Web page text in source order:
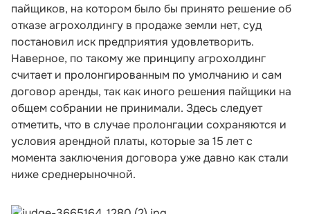
пайщиков, на котором было бы принято решение об
отказе агрохолдингу в продаже земли нет, суд
постановил иск предприятия удовлетворить.
Наверное, по такому же принципу агрохолдинг
считает и пролонгированным по умолчанию и сам
договор аренды, так как иного решения пайщики на
общем собрании не принимали. Здесь следует
отметить, что в случае пролонгации сохраняются и
условия арендной платы, которые за 15 лет с
момента заключения договора уже давно как стали
ниже среднерыночной.